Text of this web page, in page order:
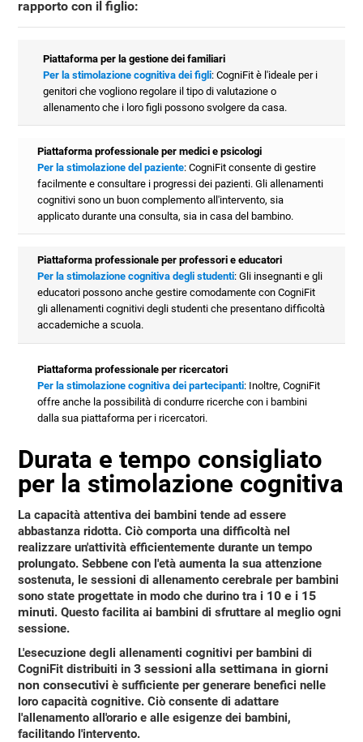
rapporto con il figlio:
Piattaforma per la gestione dei familiari
Per la stimolazione cognitiva dei figli: CogniFit è l'ideale per i
genitori che vogliono regolare il tipo di valutazione o
allenamento che i loro figli possono svolgere da casa.
Piattaforma professionale per medici e psicologi
Per la stimolazione del paziente: CogniFit consente di gestire
facilmente e consultare i progressi dei pazienti. Gli allenamenti
cognitivi sono un buon complemento all'intervento, sia
applicato durante una consulta, sia in casa del bambino.
Piattaforma professionale per professori e educatori
Per la stimolazione cognitiva degli studenti: Gli insegnanti e gli
educatori possono anche gestire comodamente con CogniFit
gli allenamenti cognitivi degli studenti che presentano difficoltà
accademiche a scuola.
Piattaforma professionale per ricercatori
Per la stimolazione cognitiva dei partecipanti: Inoltre, CogniFit
offre anche la possibilità di condurre ricerche con i bambini
dalla sua piattaforma per i ricercatori.
Durata e tempo consigliato
per la stimolazione cognitiva
La capacità attentiva dei bambini tende ad essere
abbastanza ridotta. Ciò comporta una difficoltà nel
realizzare un'attività efficientemente durante un tempo
prolungato. Sebbene con l'età aumenta la sua attenzione
sostenuta, le sessioni di allenamento cerebrale per bambini
sono state progettate in modo che durino tra i 10 e i 15
minuti. Questo facilita ai bambini di sfruttare al meglio ogni
sessione.
L'esecuzione degli allenamenti cognitivi per bambini di
CogniFit distribuiti in3 sessioni alla settimana in giorni
non consecutivi è sufficiente per generare benefici nelle
loro capacità cognitive. Ciò consente di adattare
l'allenamento all'orario e alle esigenze dei bambini,
facilitando l'intervento.